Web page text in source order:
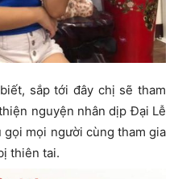
sắp tới đây chị sẽ tham
nguyện nhân dịp Đại Lễ
mọi người cùng tham gia
thiên tai.